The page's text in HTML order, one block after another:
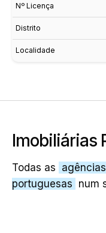
Nº Licença
Distrito
Localidade
Imobiliárias
Todas as
portuguesas num